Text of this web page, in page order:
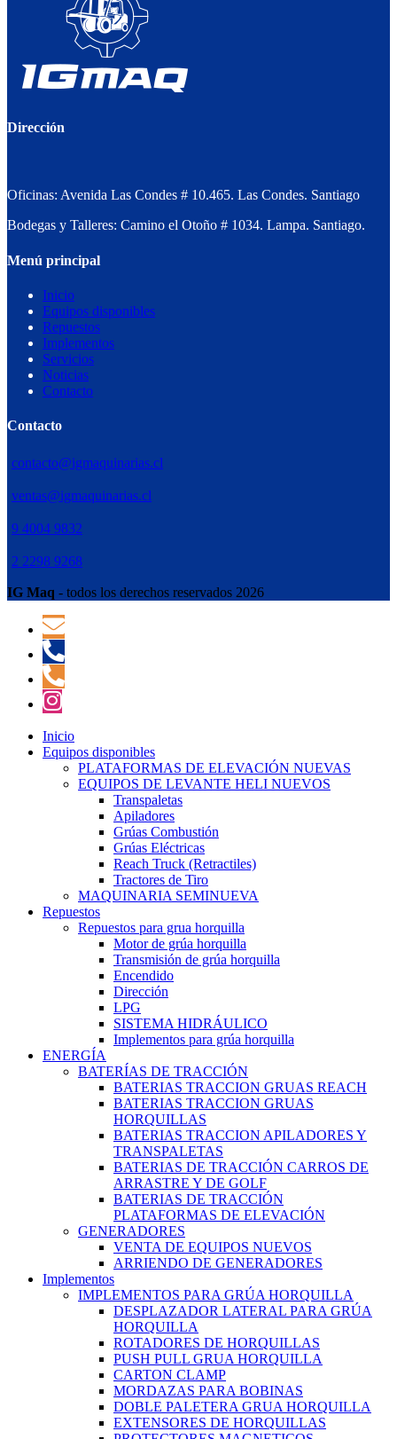
Dirección
Oficinas: Avenida Las Condes # 10.465. Las Condes. Santiago
Bodegas y Talleres: Camino el Otoño # 1034. Lampa. Santiago.
Menú principal
Inicio
Equipos disponibles
Repuestos
Implementos
Servicios
Noticias
Contacto
Contacto
contacto@igmaquinarias.cl
ventas@igmaquinarias.cl
9 4004 9832
2 2298 9268
IG Maq - todos los derechos reservados 2026
Inicio
Equipos disponibles
PLATAFORMAS DE ELEVACIÓN NUEVAS
EQUIPOS DE LEVANTE HELI NUEVOS
Transpaletas
Apiladores
Grúas Combustión
Grúas Eléctricas
Reach Truck (Retractiles)
Tractores de Tiro
MAQUINARIA SEMINUEVA
Repuestos
Repuestos para grua horquilla
Motor de grúa horquilla
Transmisión de grúa horquilla
Encendido
Dirección
LPG
SISTEMA HIDRÁULICO
Implementos para grúa horquilla
ENERGÍA
BATERÍAS DE TRACCIÓN
BATERIAS TRACCION GRUAS REACH
BATERIAS TRACCION GRUAS
HORQUILLAS
BATERIAS TRACCION APILADORES Y
TRANSPALETAS
BATERIAS DE TRACCIÓN CARROS DE
ARRASTRE Y DE GOLF
BATERIAS DE TRACCIÓN
PLATAFORMAS DE ELEVACIÓN
GENERADORES
VENTA DE EQUIPOS NUEVOS
ARRIENDO DE GENERADORES
Implementos
IMPLEMENTOS PARA GRÚA HORQUILLA
DESPLAZADOR LATERAL PARA GRÚA
HORQUILLA
ROTADORES DE HORQUILLAS
PUSH PULL GRUA HORQUILLA
CARTON CLAMP
MORDAZAS PARA BOBINAS
DOBLE PALETERA GRUA HORQUILLA
EXTENSORES DE HORQUILLAS